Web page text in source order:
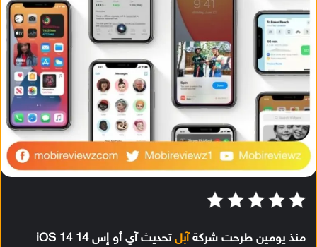
منذ يومين طرحت شركة آبل
تحديث آي أو إس 14 iOS 14